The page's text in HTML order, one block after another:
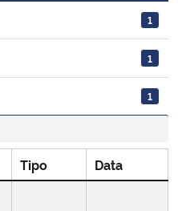
1
1
1
Tipo
Data